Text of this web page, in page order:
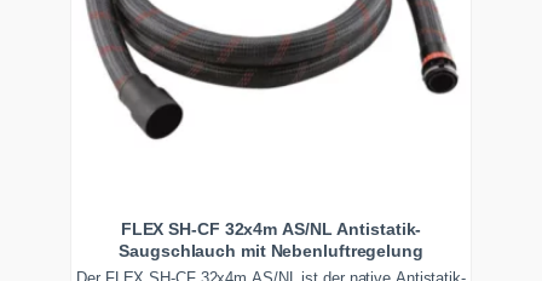
FLEX SH-CF 32x4m AS/NL Antistatik-
Saugschlauch mit Nebenluftregelung